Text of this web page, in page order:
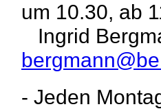
um 10.30, ab
Ingrid
- Jeden